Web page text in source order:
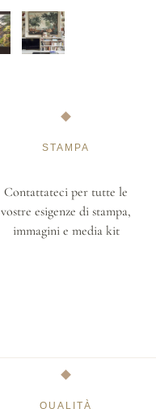
STAMPA
Contattateci per tutte le
vostre esigenze di stampa,
immagini e media kit
QUALITÀ